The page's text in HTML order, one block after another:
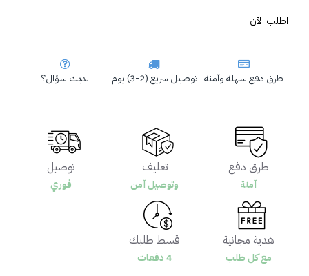
طرق دفع سهلة وآمنة توصيل سريع (2-3) يوم لديك سؤال؟
اطلب الآن
طرق دفع
آمنة
تغليف
وتوصيل آمن
توصيل
فوري
هدية مجانية
مع كل طلب
قسط طلبك
4 دفعات